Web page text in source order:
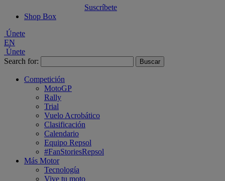
Suscríbete
Shop Box
Únete
EN
Únete
Search for:
Competición
MotoGP
Rally
Trial
Vuelo Acrobático
Clasificación
Calendario
Equipo Repsol
#FanStoriesRepsol
Más Motor
Tecnología
Vive tu moto